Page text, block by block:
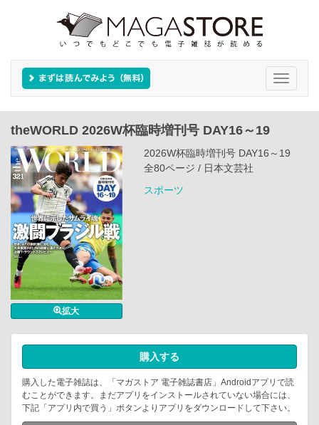
Toggle
theWORLD 2026W杯臨時増刊号 DAY16～19
拡大
2026W杯臨時増刊号 DAY16～19
全80ページ / 日本文芸社
スポーツ
購入する
購入した電子雑誌は、「マガストア 電子雑誌書店」Androidアプリで読
むことができます。まだアプリをインストールされていない場合には、
下記「アプリ内で買う」ボタンよりアプリをダウンロードして下さい。